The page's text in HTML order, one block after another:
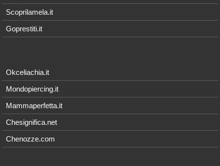
Scoprilamela.it
Goprestiti.it
Okceliachia.it
Mondopiercing.it
Mammaperfetta.it
Chesignifica.net
Chenozze.com